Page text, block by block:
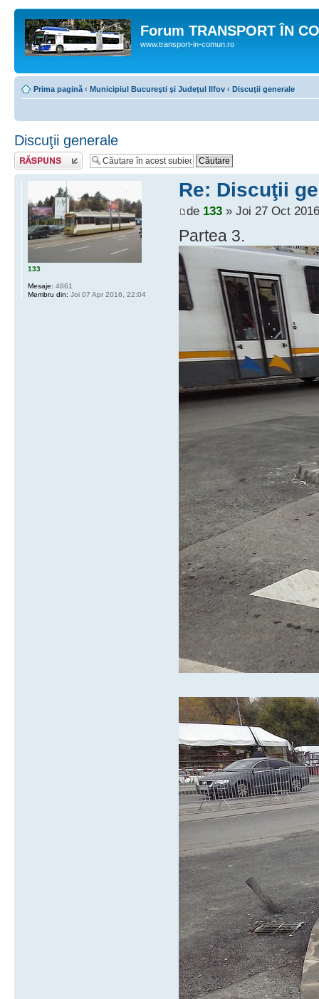
Forum TRANSPORT ÎN
www.transport-in-comun.ro
Prima pagină ‹ Municipiul Bucureşti şi Judeţul Ilfov ‹ Discuţii generale
Discuţii generale
Răspunde
Re: Discuţii
de 133» Joi 27 Oct
Partea 3.
133
Mesaje: 4861
Membru din: Joi 07 Apr 2016, 22:04